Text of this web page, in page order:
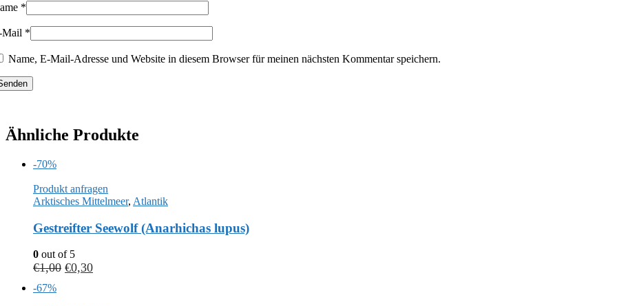
*
Mail *
Name, E-Mail-Adresse und Website in diesem Browser für meinen nächsten Kommentar speichern.
Ähnliche Produkte
-70%
Produkt anfragen
Arktisches Mittelmeer, Atlantik
Gestreifter Seewolf (Anarhichas lupus)
0 out of 5
€1,00 €0,30
-67%